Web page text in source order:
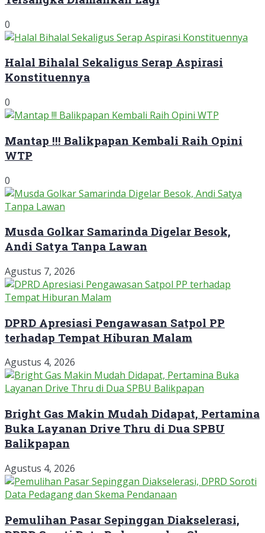
0
Halal Bihalal Sekaligus Serap Aspirasi
Konstituennya
0
Mantap !!! Balikpapan Kembali Raih Opini
WTP
0
Musda Golkar Samarinda Digelar Besok,
Andi Satya Tanpa Lawan
Agustus 7, 2026
DPRD Apresiasi Pengawasan Satpol PP
terhadap Tempat Hiburan Malam
Agustus 4, 2026
Bright Gas Makin Mudah Didapat, Pertamina
Buka Layanan Drive Thru di Dua SPBU
Balikpapan
Agustus 4, 2026
Pemulihan Pasar Sepinggan Diakselerasi,